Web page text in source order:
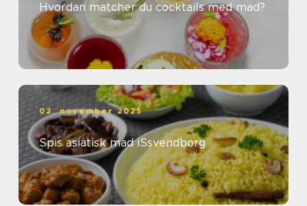
Hvordan matcher du cocktails med mad?
02. november 2025
Spis asiatisk mad iSsvendborg